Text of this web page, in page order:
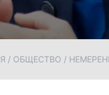
/ ОБЩЕСТВО /